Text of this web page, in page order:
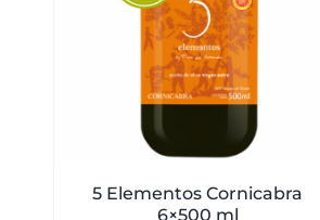
5 Elementos Cornicabra
6×500 ml